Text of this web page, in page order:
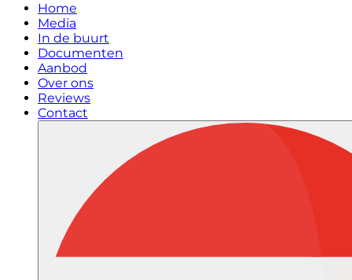
Home
Media
In de buurt
Documenten
Aanbod
Over ons
Reviews
Contact